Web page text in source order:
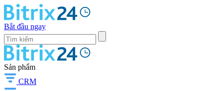
Bắt đầu ngay
Sản phẩm
CRM